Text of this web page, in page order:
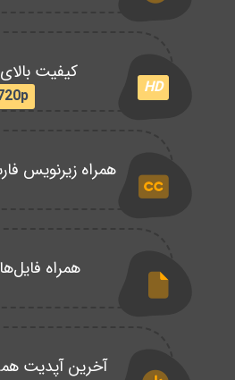
HD
کیفیت بالای
720p
همراه زیرنویس
همراه
آخرین آپدیت